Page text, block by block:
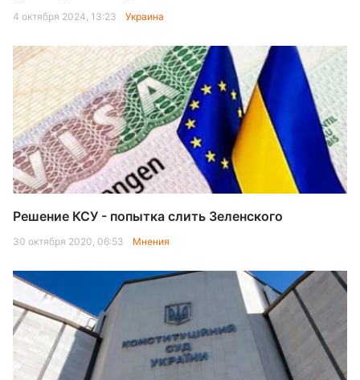
4 октября 2024, 13:23 Украина
Решение КСУ - попытка слить Зеленского
30 октября 2020, 06:53 Мнения